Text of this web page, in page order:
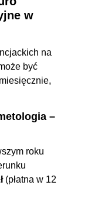
w
na
być
–
roku
(płatna w 12